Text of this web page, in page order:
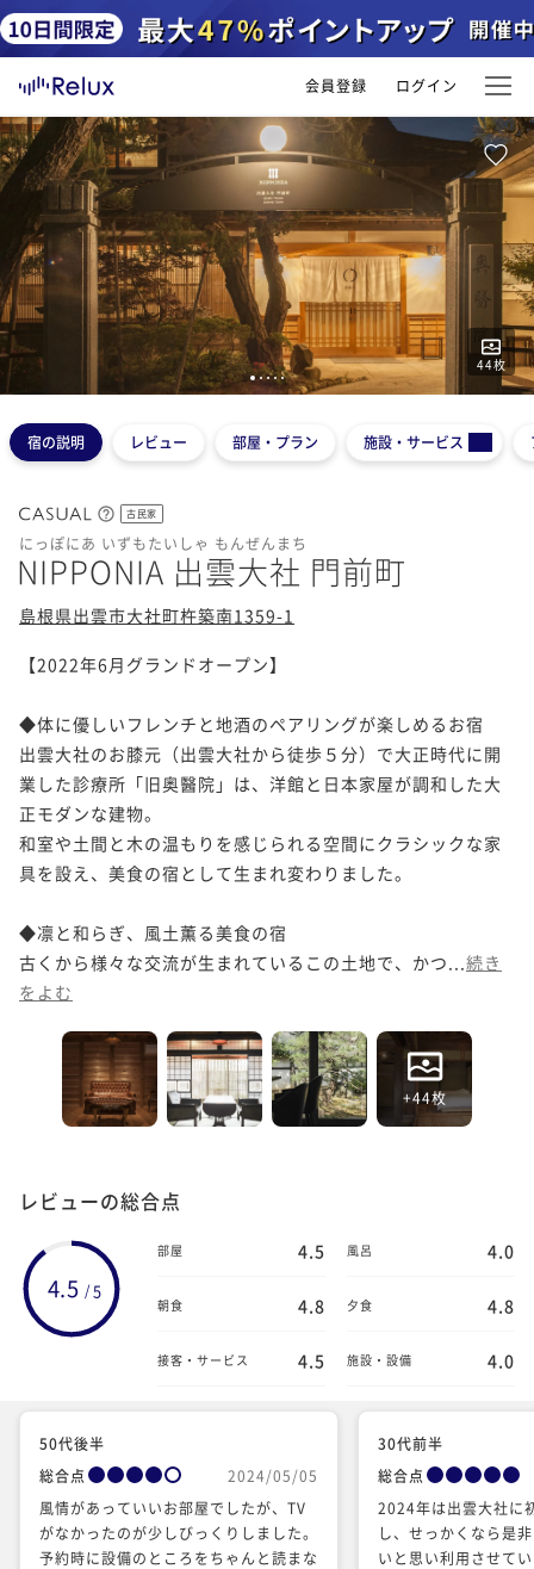
会員登録 ログイン
44枚
12345
宿の説明 レビュー 部屋・プラン 施設・サービス
古民家
にっぽにあ いずもたいしゃ もんぜんまち
NIPPONIA 出雲大社 門前町
島根県出雲市大社町杵築南1359-1
【2022年6月グランドオープン】
◆体に優しいフレンチと地酒のペアリングが楽しめるお宿
出雲大社のお膝元（出雲大社から徒歩５分）で大正時代に開
業した診療所「旧奥醫院」は、洋館と日本家屋が調和した大
正モダンな建物。
和室や土間と木の温もりを感じられる空間にクラシックな家
具を設え、美食の宿として生まれ変わりました。
◆凛と和らぎ、風土薫る美食の宿
古くから様々な交流が生まれているこの土地で、かつ... 続き
をよむ
+44枚
レビューの総合点
4.5 /5
部屋 4.5 風呂 4.0
朝食 4.8 夕食 4.8
接客・サービス 4.5 施設・設備 4.0
50代後半
総合点
2024/05/05
風情があっていいお部屋でしたが、TV
がなかったのが少しびっくりしました。
予約時に設備のところをちゃんと読まな
30代前半
総合点
2024年は出雲大社に
し、せっかくなら是
いと思い利用させて